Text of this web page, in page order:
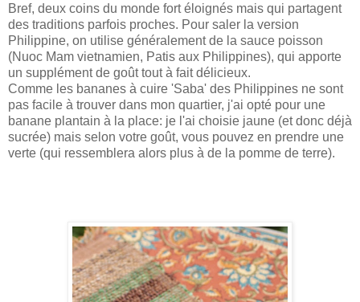
Bref, deux coins du monde fort éloignés mais qui partagent
des traditions parfois proches. Pour saler la version
Philippine, on utilise généralement de la sauce poisson
(Nuoc Mam vietnamien, Patis aux Philippines), qui apporte
un supplément de goût tout à fait délicieux.
Comme les bananes à cuire 'Saba' des Philippines ne sont
pas facile à trouver dans mon quartier, j'ai opté pour une
banane plantain à la place: je l'ai choisie jaune (et donc déjà
sucrée) mais selon votre goût, vous pouvez en prendre une
verte (qui ressemblera alors plus à de la pomme de terre).